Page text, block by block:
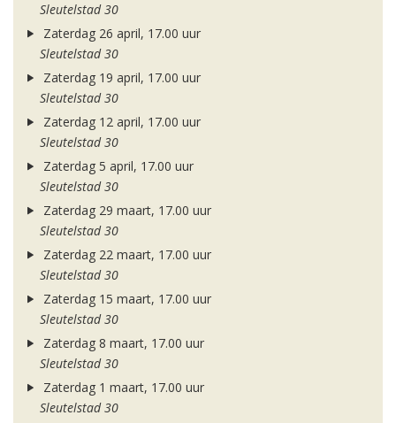
Sleutelstad 30
Zaterdag 26 april, 17.00 uur
Sleutelstad 30
Zaterdag 19 april, 17.00 uur
Sleutelstad 30
Zaterdag 12 april, 17.00 uur
Sleutelstad 30
Zaterdag 5 april, 17.00 uur
Sleutelstad 30
Zaterdag 29 maart, 17.00 uur
Sleutelstad 30
Zaterdag 22 maart, 17.00 uur
Sleutelstad 30
Zaterdag 15 maart, 17.00 uur
Sleutelstad 30
Zaterdag 8 maart, 17.00 uur
Sleutelstad 30
Zaterdag 1 maart, 17.00 uur
Sleutelstad 30